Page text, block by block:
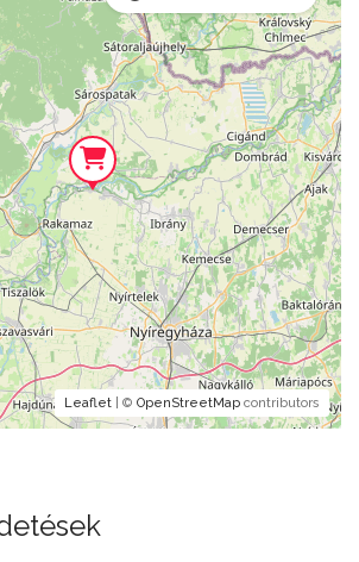
Leaflet | © OpenStreetMap contributors